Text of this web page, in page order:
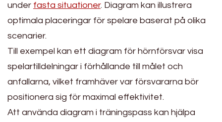
under fasta situationer. Diagram kan illustrera
optimala placeringar för spelare baserat på olika
scenarier.
Till exempel kan ett diagram för hörnförsvar visa
spelartilldelningar i förhållande till målet och
anfallarna, vilket framhäver var försvararna bör
positionera sig för maximal effektivitet.
Att använda diagram i träningspass kan hjälpa